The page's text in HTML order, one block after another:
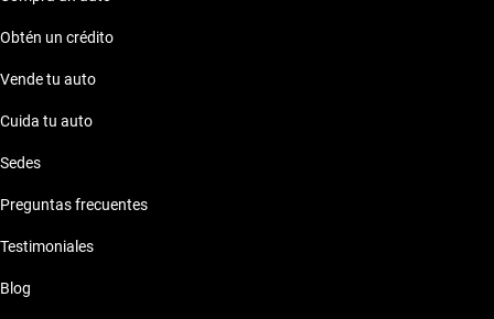
Obtén un crédito
Vende tu auto
Cuida tu auto
Sedes
Preguntas frecuentes
Testimoniales
Blog